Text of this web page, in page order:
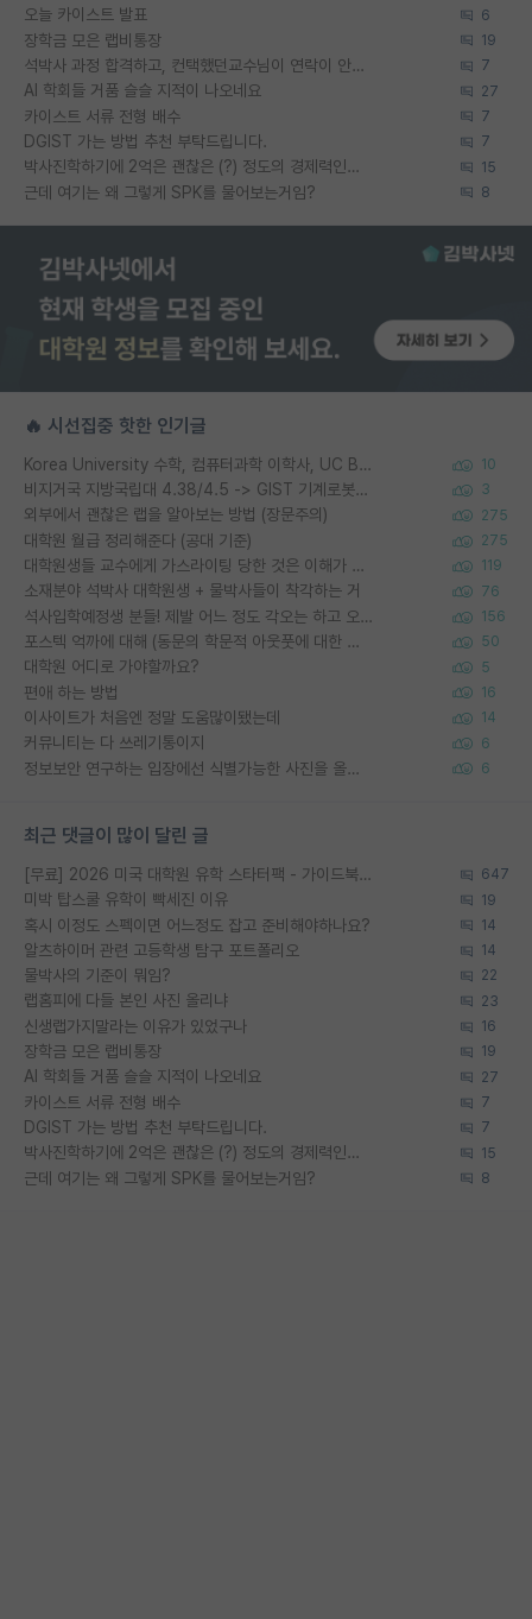
오늘 카이스트 발표 6
장학금 모은 랩비통장 19
석박사 과정 합격하고, 컨택했던교수님이 연락이 안됩니다... 7
AI 학회들 거품 슬슬 지적이 나오네요 27
카이스트 서류 전형 배수 7
DGIST 가는 방법 추천 부탁드립니다. 7
박사진학하기에 2억은 괜찮은 (?) 정도의 경제력인가요 15
근데 여기는 왜 그렇게 SPK를 물어보는거임? 8
🔥 시선집중 핫한 인기글
Korea University 수학, 컴퓨터과학 이학사, UC Berkeley 산업공학 대학원 공학박사가 되는 것은 쉽지 않겠죠? 10
비지거국 지방국립대 4.38/4.5 -> GIST 기계로봇공학과 석사 3
외부에서 괜찮은 랩을 알아보는 방법 (장문주의) 275
대학원 월급 정리해준다 (공대 기준) 275
대학원생들 교수에게 가스라이팅 당한 것은 이해가 갑니다. 안타깝네요. 119
소재분야 석박사 대학원생 + 물박사들이 착각하는 거 76
석사입학예정생 분들! 제발 어느 정도 각오는 하고 오세요. 156
포스텍 억까에 대해 (동문의 학문적 아웃풋에 대한 반박) 50
대학원 어디로 가야할까요? 5
편애 하는 방법 16
이사이트가 처음엔 정말 도움많이됐는데 14
커뮤니티는 다 쓰레기통이지 6
정보보안 연구하는 입장에선 식별가능한 사진을 올리는건 비추이긴함 6
최근 댓글이 많이 달린 글
[무료] 2026 미국 대학원 유학 스타터팩 - 가이드북 & 합격자 컨택메일 템플릿 647
미박 탑스쿨 유학이 빡세진 이유 19
혹시 이정도 스펙이면 어느정도 잡고 준비해야하나요? 14
알츠하이머 관련 고등학생 탐구 포트폴리오 14
물박사의 기준이 뭐임? 22
랩홈피에 다들 본인 사진 올리냐 23
신생랩가지말라는 이유가 있었구나 16
장학금 모은 랩비통장 19
AI 학회들 거품 슬슬 지적이 나오네요 27
카이스트 서류 전형 배수 7
DGIST 가는 방법 추천 부탁드립니다. 7
박사진학하기에 2억은 괜찮은 (?) 정도의 경제력인가요 15
근데 여기는 왜 그렇게 SPK를 물어보는거임? 8